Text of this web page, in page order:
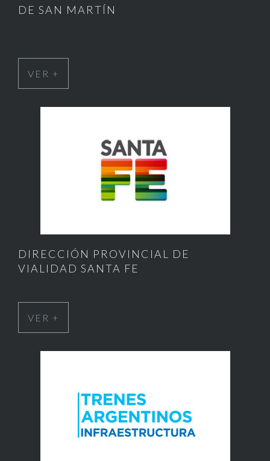
DE SAN MARTÍN
VER +
DIRECCIÓN PROVINCIAL DE
VIALIDAD SANTA FE
VER +